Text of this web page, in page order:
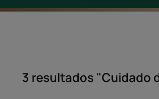
3 resultados "Cuidado